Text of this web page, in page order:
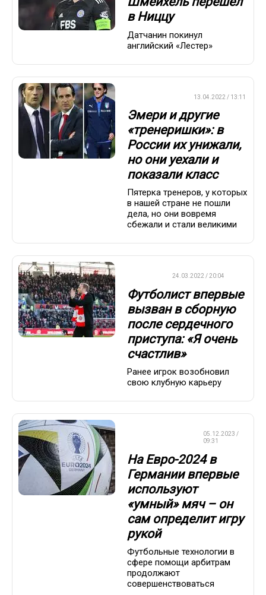
в Ниццу
Датчанин покинул
английский «Лестер»
13.04.2022 / 13:11
Эмери и другие
«тренеришки»: в
России их унижали,
но они уехали и
показали класс
Пятерка тренеров, у которых
в нашей стране не пошли
дела, но они вовремя
сбежали и стали великими
24.03.2022 / 20:04
Футболист впервые
вызван в сборную
после сердечного
приступа: «Я очень
счастлив»
Ранее игрок возобновил
свою клубную карьеру
05.12.2023 /
09:31
На Евро-2024 в
Германии впервые
используют
«умный» мяч – он
сам определит игру
рукой
Футбольные технологии в
сфере помощи арбитрам
продолжают
совершенствоваться